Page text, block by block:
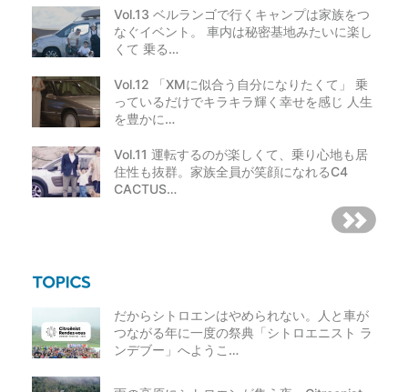
Vol.13 ベルランゴで行くキャンプは家族をつ
なぐイベント。 車内は秘密基地みたいに楽し
くて 乗る…
Vol.12 「XMに似合う自分になりたくて」 乗
っているだけでキラキラ輝く幸せを感じ 人生
を豊かに…
Vol.11 運転するのが楽しくて、乗り心地も居
住性も抜群。家族全員が笑顔になれるC4
CACTUS…
だからシトロエンはやめられない。人と車が
つながる年に一度の祭典「シトロエニスト ラ
ンデブー」へようこ…